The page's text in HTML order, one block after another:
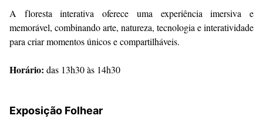
A floresta interativa oferece uma experiência imersiva e
memorável, combinando arte, natureza, tecnologia e interatividade
para criar momentos únicos e compartilháveis.
Horário: das 13h30 às 14h30
Exposição Folhear